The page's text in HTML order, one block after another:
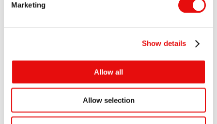
Marketing
Show details
Allow all
Allow selection
y acabado superficial
Mayor diámetro de núcleo -para mejor
Más filos de corte -para mayor avance